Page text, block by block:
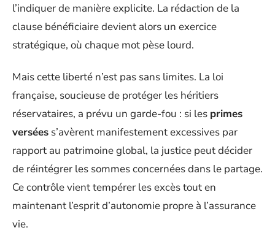
l’indiquer de manière explicite. La rédaction de la
clause bénéficiaire devient alors un exercice
stratégique, où chaque mot pèse lourd.
Mais cette liberté n’est pas sans limites. La loi
française, soucieuse de protéger les héritiers
réservataires, a prévu un garde-fou : si les primes
versées s’avèrent manifestement excessives par
rapport au patrimoine global, la justice peut décider
de réintégrer les sommes concernées dans le partage.
Ce contrôle vient tempérer les excès tout en
maintenant l’esprit d’autonomie propre à l’assurance
vie.